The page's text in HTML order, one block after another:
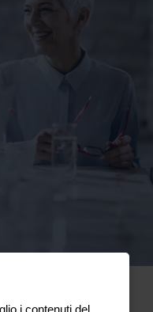
i contenuti del